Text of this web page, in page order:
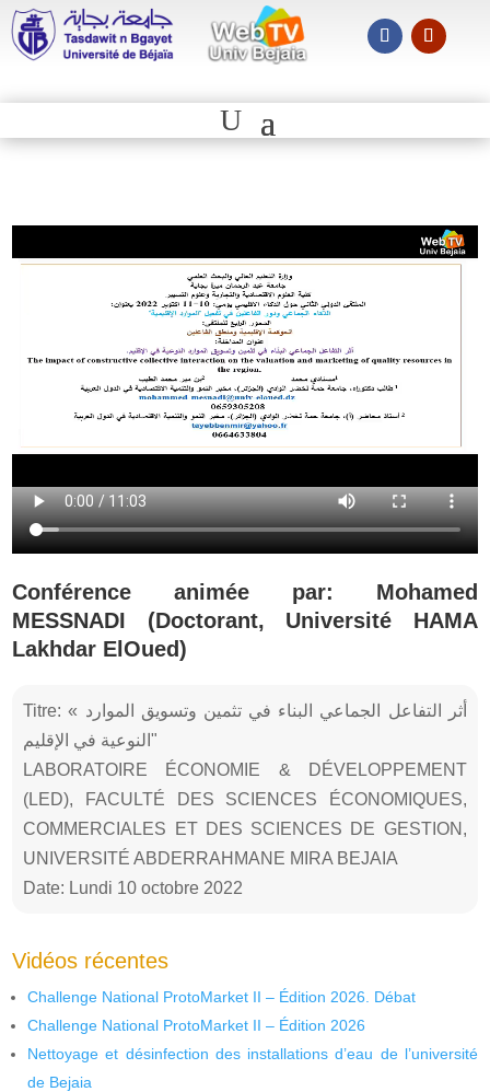
Conférence animée par: Mohamed
MESSNADI (Doctorant, Université HAMA
Lakhdar ElOued)
Titre: « أثر التفاعل الجماعي البناء في تثمين وتسويق الموارد
النوعية في الإقليم"
LABORATOIRE ÉCONOMIE & DÉVELOPPEMENT
(LED), FACULTÉ DES SCIENCES ÉCONOMIQUES,
COMMERCIALES ET DES SCIENCES DE GESTION,
UNIVERSITÉ ABDERRAHMANE MIRA BEJAIA
Date: Lundi 10 octobre 2022
Vidéos récentes
Challenge National ProtoMarket II – Édition 2026. Débat
Challenge National ProtoMarket II – Édition 2026
Nettoyage et désinfection des installations d’eau de l’université
de Bejaia